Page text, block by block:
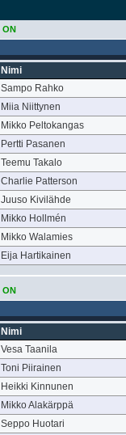
ON
Nimi
Sampo Rahko
Miia Niittynen
Mikko Peltokangas
Pertti Pasanen
Teemu Takalo
Charlie Patterson
Juuso Kivilähde
Mikko Hollmén
Mikko Walamies
Eija Hartikainen
ON
Nimi
Vesa Taanila
Toni Piirainen
Heikki Kinnunen
Mikko Alakärppä
Seppo Huotari